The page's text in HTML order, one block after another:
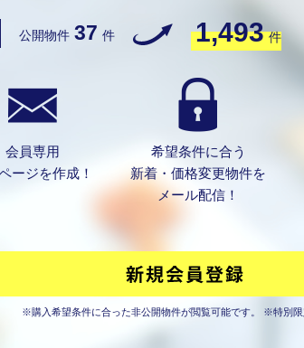
公開物件 37 件 1,493 件
会員専用
ージを作成！
希望条件に合う
新着・価格変更物件を
メール配信！
※購入希望条件に合った非公開物件が閲覧可能です。 ※特別限